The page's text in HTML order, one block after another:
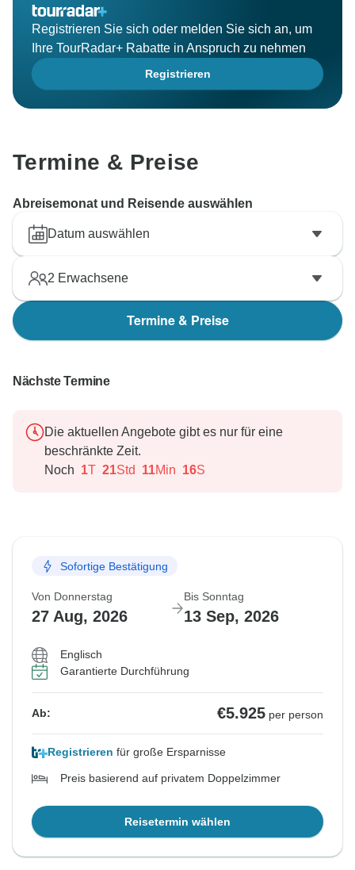
Registrieren Sie sich oder melden Sie sich an, um
Ihre TourRadar+ Rabatte in Anspruch zu nehmen
Registrieren
Termine & Preise
Abreisemonat und Reisende auswählen
Datum auswählen
2 Erwachsene
Termine & Preise
Nächste Termine
Die aktuellen Angebote gibt es nur für eine
beschränkte Zeit.
Noch 1T 21Std 11Min 15S
Sofortige Bestätigung
Von Donnerstag
27 Aug, 2026
Bis Sonntag
13 Sep, 2026
Englisch
Garantierte Durchführung
Ab: €5.925 per person
Registrieren für große Ersparnisse
Preis basierend auf privatem Doppelzimmer
Reisetermin wählen